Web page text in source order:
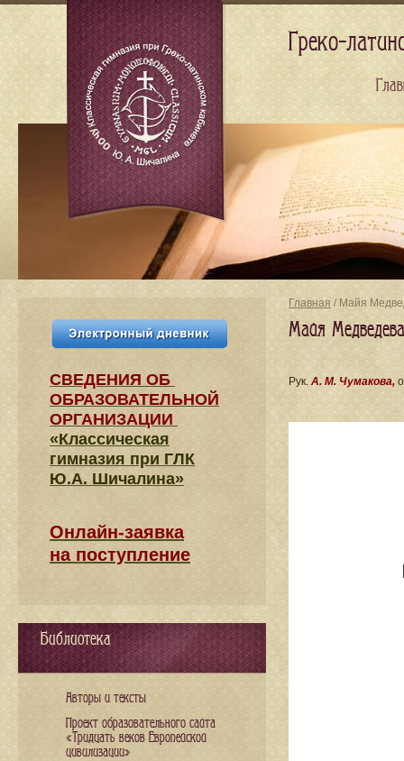
Главная / Майя
Майя
Рук. А. М. Чумакова,
СВЕДЕНИЯ​ ОБ
ОБРАЗОВАТЕЛЬНОЙ
ОРГАНИЗАЦИИ
«Классическая
гимназия при ГЛК
Ю.А. Шичалина»
Онлайн-заявка
на поступление
Библиотека
Авторы и тексты
Проект образовательного сайта
«Тридцать веков Европейской
цивилизации»
Греко-